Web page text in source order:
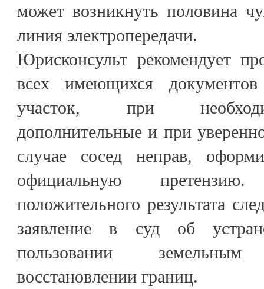
может возникнуть половина
линия электропередачи.
Юрисконсульт рекомендует
всех имеющихся
участок, при
дополнительные и при
случае сосед неправ,
официальную
положительного результата
заявление в суд об
пользовании
восстановлении границ.